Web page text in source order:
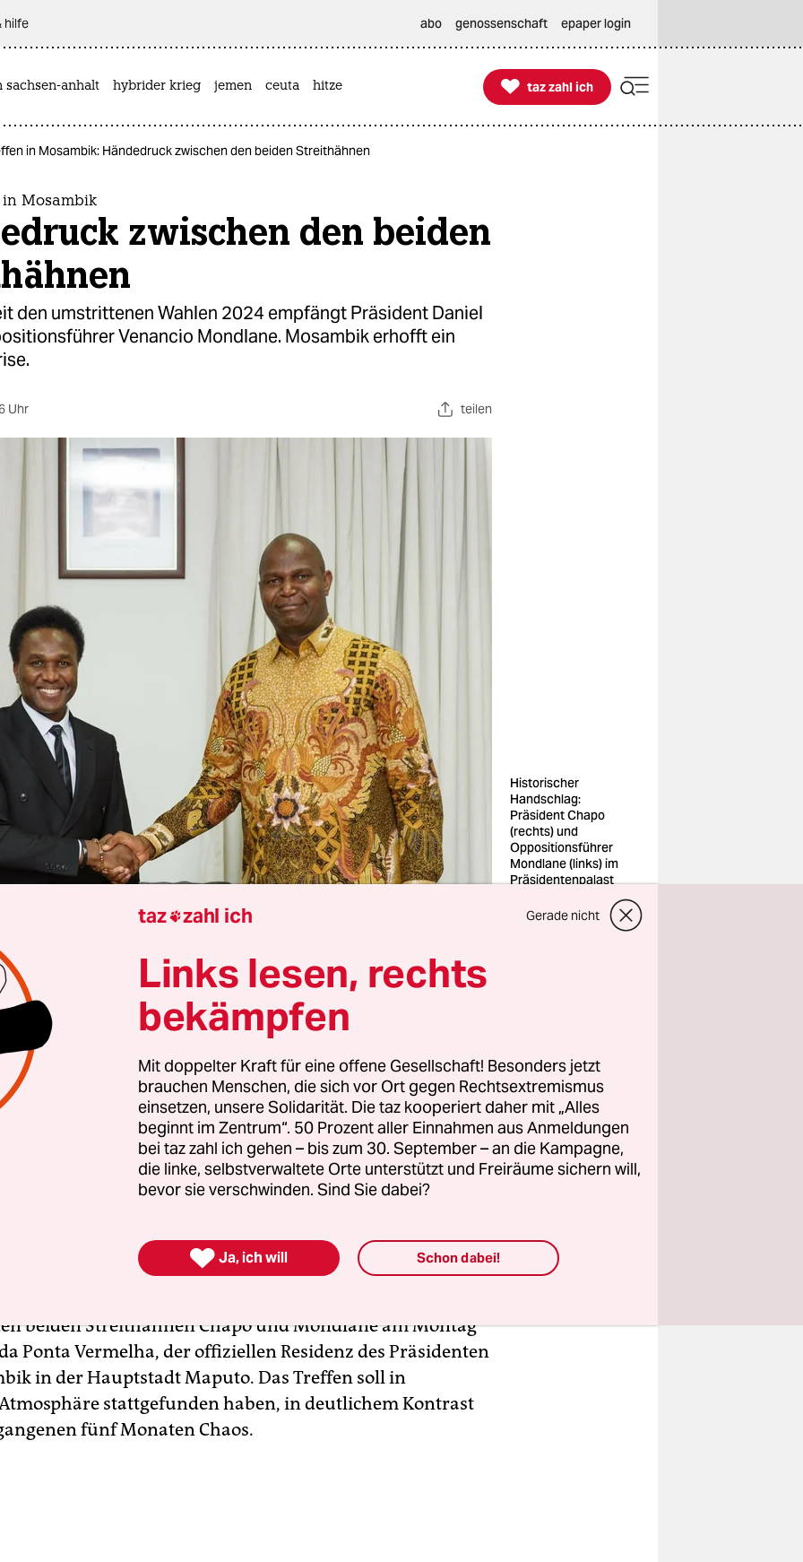
hilfe abo genossenschaft epaper login
sachsen-anhalt hybrider krieg jemen ceuta hitze 
taz zahl ich
taz zahl ich
in Mosambik: Händedruck zwischen den beiden Streithähnen
in Mosambik
zwischen den beiden
den umstrittenen Wahlen 2024 empfängt Präsident Daniel
Venancio Mondlane. Mosambik erhofft ein
Uhr teilen
Historischer
Handschlag:
Präsident Chapo
(rechts) und
Oppositionsführer
Mondlane (links) im
Präsidentenpalast
Foto: Chapo social
Armando Domingos
Mal seit den umstrittenen Wahlen in Mosambik im
haben sich die beiden Spitzenrivalen des Landes, die sich
Wahlsieger halten, persönlich getroffen. Die
zwischen Präsident Daniel Chapo,der im Januar sein
, und Oppositionsführer Venancio Mondlane,der eine
ausgerufen hat, folgt aufschwere Unruhen mit über
in den vergangenen Monaten und galt als alternativlos, um
beiden Streithähnen Chapo und Mondlane am Montag
Ponta Vermelha, der offiziellen Residenz des Präsidenten
in der Hauptstadt Maputo. Das Treffen soll in
stattgefunden haben, in deutlichem Kontrast
fünf Monaten Chaos.
taz zahl ich Gerade nicht
Links lesen, rechts
bekämpfen
Mit doppelter Kraft für eine offene Gesellschaft! Besonders jetzt
brauchen Menschen, die sich vor Ort gegen Rechtsextremismus
einsetzen, unsere Solidarität. Die taz kooperiert daher mit „Alles
beginnt im Zentrum“. 50 Prozent aller Einnahmen aus Anmeldungen
bei taz zahl ich gehen – bis zum 30. September – an die Kampagne,
die linke, selbstverwaltete Orte unterstützt und Freiräume sichern will,
bevor sie verschwinden. Sind Sie dabei?
 Ja, ich will Schon dabei!